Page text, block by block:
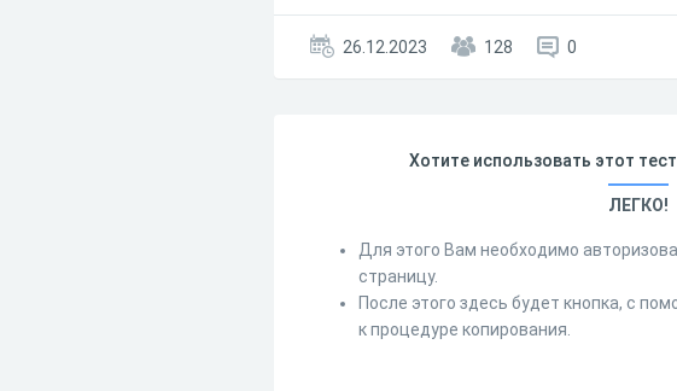
26.12.2023 128 0
Хотите использовать этот
ЛЕГКО!
Для этого Вам необходимо
страницу.
После этого здесь будет кнопка, с
к процедуре копирования.